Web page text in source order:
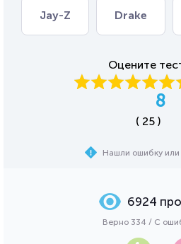
Jay-Z Drake
Оцените
8
( 25 )
Нашли ошибку
6924
Верно 334 / С